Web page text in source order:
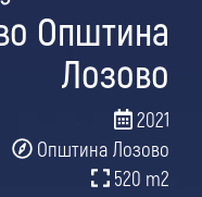
Општина
Лозово
2021
Општина Лозово
520 m2